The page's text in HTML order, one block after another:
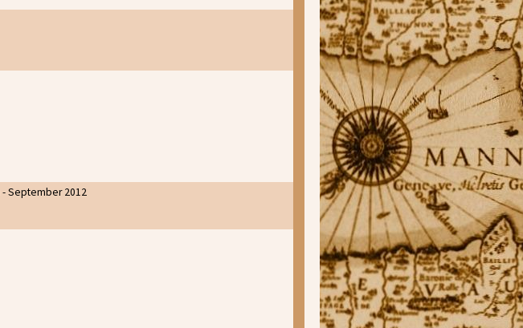
- September 2012